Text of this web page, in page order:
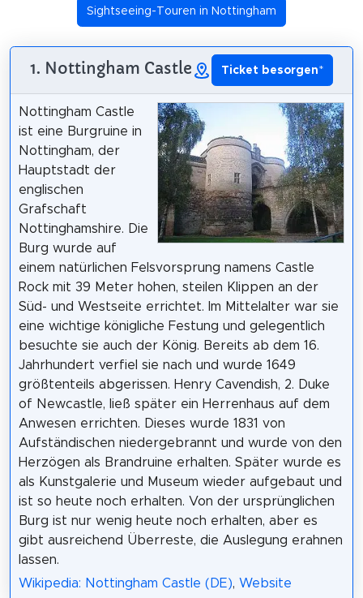
Sightseeing-Touren in Nottingham
1. Nottingham Castle Ticket besorgen*
Nottingham Castle
ist eine Burgruine in
Nottingham, der
Hauptstadt der
englischen
Grafschaft
Nottinghamshire. Die
Burg wurde auf
einem natürlichen Felsvorsprung namens Castle
Rock mit 39 Meter hohen, steilen Klippen an der
Süd- und Westseite errichtet. Im Mittelalter war sie
eine wichtige königliche Festung und gelegentlich
besuchte sie auch der König. Bereits ab dem 16.
Jahrhundert verfiel sie nach und wurde 1649
größtenteils abgerissen. Henry Cavendish, 2. Duke
of Newcastle, ließ später ein Herrenhaus auf dem
Anwesen errichten. Dieses wurde 1831 von
Aufständischen niedergebrannt und wurde von den
Herzögen als Brandruine erhalten. Später wurde es
als Kunstgalerie und Museum wieder aufgebaut und
ist so heute noch erhalten. Von der ursprünglichen
Burg ist nur wenig heute noch erhalten, aber es
gibt ausreichend Überreste, die Auslegung erahnen
lassen.
Wikipedia: Nottingham Castle (DE), Website